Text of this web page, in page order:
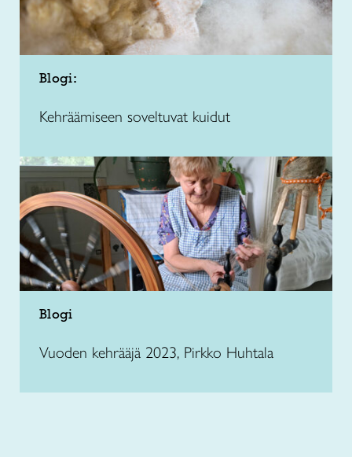
Blogi:
Kehräämiseen soveltuvat kuidut
Blogi
Vuoden kehrääjä 2023, Pirkko Huhtala